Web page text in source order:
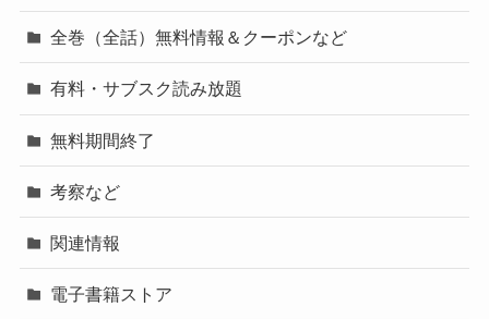
全巻（全話）無料情報＆クーポンなど
有料・サブスク読み放題
無料期間終了
考察など
関連情報
電子書籍ストア